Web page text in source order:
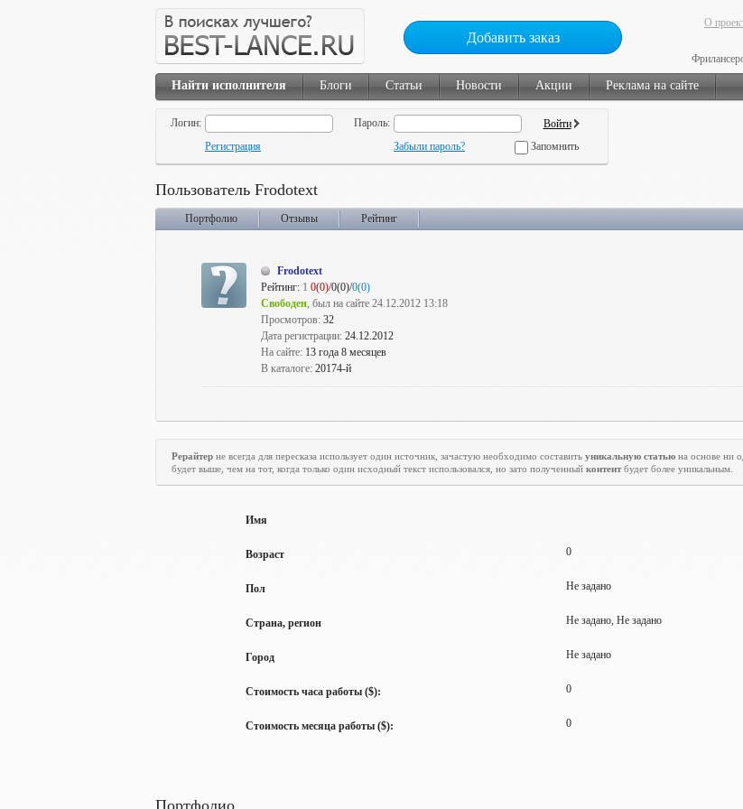
Добавить заказ
О
Найти исполнителя Блоги Статьи Новости Акции Реклама на сайте
Логин:
Пароль:
Регистрация
Забыли пароль? Запомнить
Пользователь Frodotext
Портфолио Отзывы Рейтинг
Frodotext
Рейтинг: 1 0(0)/0(0)/0(0)
Свободен, был на сайте 24.12.2012 13:18
Просмотров: 32
Дата регистрации: 24.12.2012
На сайте: 13 года 8 месяцев
В каталоге: 20174-й
Рерайтер не всегда для пересказа использует один источник, зачастую необходимо составить уникальную статью на основе ни
будет выше, чем на тот, когда только один исходный текст использовался, но зато полученный контентбудет более уникальным.
Имя
Возраст 0
Пол Не задано
Страна, регион Не задано, Не задано
Город Не задано
Стоимость часа работы ($): 0
Стоимость месяца работы ($): 0
Портфолио